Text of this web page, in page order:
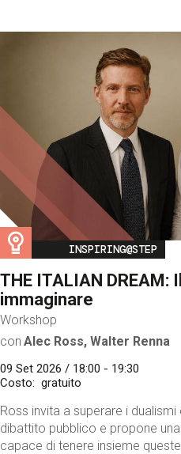
Image
INSPIRING@STEP
THE ITALIAN DREAM:
immaginare
Workshop
con Alec Ross, Walter Renna
09 Set 2026 / 18:00 - 19:30
Costo
gratuito
Ross invita a superare i
dibattito pubblico e propone
capace di tenere insieme